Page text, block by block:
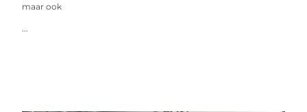
maar ook
...